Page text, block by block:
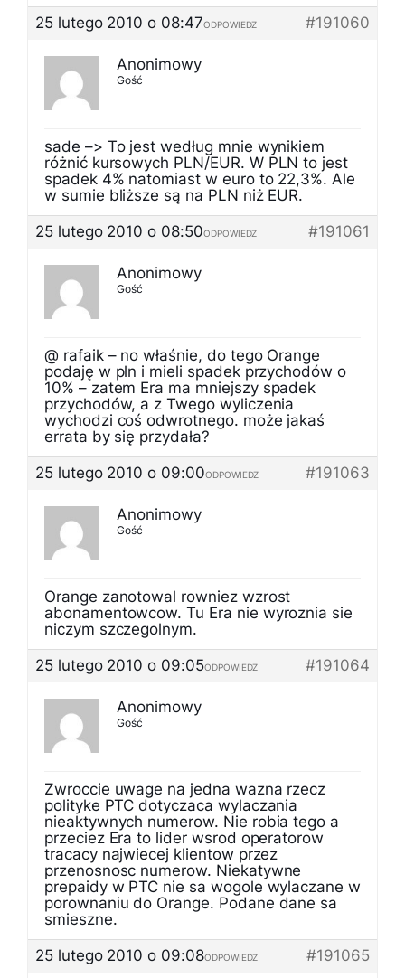
25 lutego 2010 o 08:47
#191060
ODPOWIEDZ
Anonimowy
Gość
sade –> To jest według mnie wynikiem
różnić kursowych PLN/EUR. W PLN to jest
spadek 4% natomiast w euro to 22,3%. Ale
w sumie bliższe są na PLN niż EUR.
25 lutego 2010 o 08:50
#191061
ODPOWIEDZ
Anonimowy
Gość
@ rafaik – no właśnie, do tego Orange
podaję w pln i mieli spadek przychodów o
10% – zatem Era ma mniejszy spadek
przychodów, a z Twego wyliczenia
wychodzi coś odwrotnego. może jakaś
errata by się przydała?
25 lutego 2010 o 09:00
#191063
ODPOWIEDZ
Anonimowy
Gość
Orange zanotowal rowniez wzrost
abonamentowcow. Tu Era nie wyroznia sie
niczym szczegolnym.
25 lutego 2010 o 09:05
#191064
ODPOWIEDZ
Anonimowy
Gość
Zwroccie uwage na jedna wazna rzecz
polityke PTC dotyczaca wylaczania
nieaktywnych numerow. Nie robia tego a
przeciez Era to lider wsrod operatorow
tracacy najwiecej klientow przez
przenosnosc numerow. Niekatywne
prepaidy w PTC nie sa wogole wylaczane w
porownaniu do Orange. Podane dane sa
smieszne.
25 lutego 2010 o 09:08
#191065
ODPOWIEDZ